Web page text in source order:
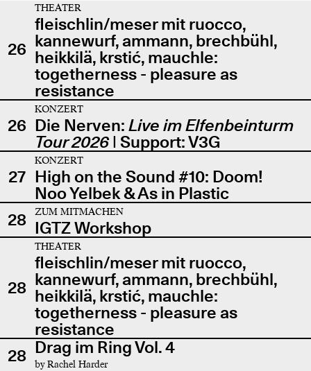
26
THEATER
fleischlin/meser mit ruocco,
kannewurf, ammann, brechbühl,
heikkilä, krstić, mauchle:
togetherness - pleasure as
resistance
26
KONZERT
Die Nerven: Live im Elfenbeinturm
Tour 2026| Support: V3G
27
KONZERT
High on the Sound #10: Doom!
Noo Yelbek & As in Plastic
28
ZUM MITMACHEN
IGTZ Workshop
28
THEATER
fleischlin/meser mit ruocco,
kannewurf, ammann, brechbühl,
heikkilä, krstić, mauchle:
togetherness - pleasure as
resistance
28 Drag im Ring Vol. 4
by Rachel Harder